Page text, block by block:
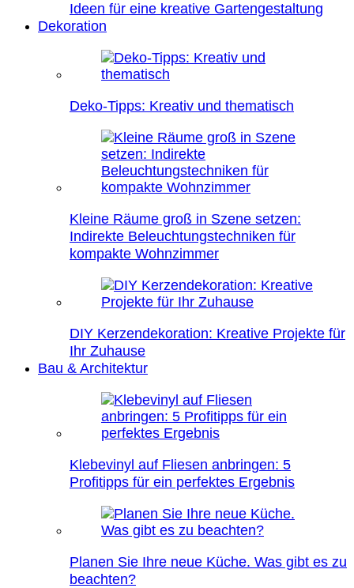
Ideen für eine kreative Gartengestaltung
Dekoration
Deko-Tipps: Kreativ und thematisch
Kleine Räume groß in Szene setzen:
Indirekte Beleuchtungstechniken für
kompakte Wohnzimmer
DIY Kerzendekoration: Kreative Projekte für
Ihr Zuhause
Bau & Architektur
Klebevinyl auf Fliesen anbringen: 5
Profitipps für ein perfektes Ergebnis
Planen Sie Ihre neue Küche. Was gibt es zu
beachten?